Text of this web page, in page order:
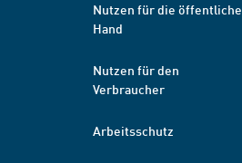
Nutzen für die öffentliche
Hand
Nutzen für den
Verbraucher
Arbeitsschutz